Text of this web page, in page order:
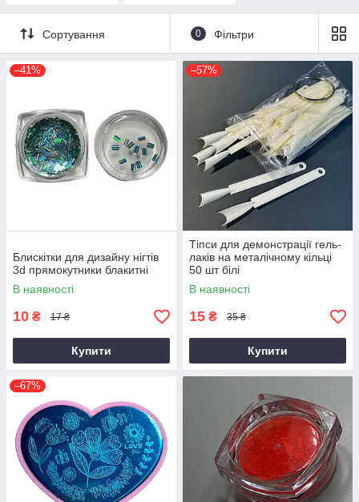
Сортування 0 Фільтри
–41%
Блискітки для дизайну нігтів
3d прямокутники блакитні
В наявності
10 ₴ 17 ₴
Купити
–57%
Тіпси для демонстрації гель-
лаків на металічному кільці
50 шт білі
В наявності
15 ₴ 35 ₴
Купити
–67%